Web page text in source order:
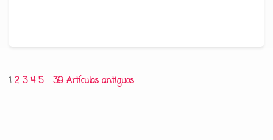
Paginación
1 2 3 4 5 … 39 Artículos antiguos